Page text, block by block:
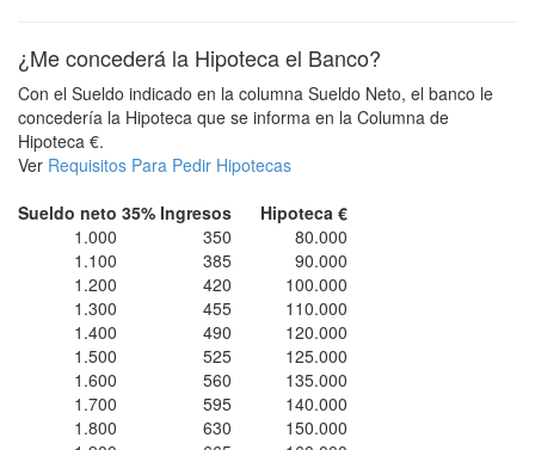
¿Me concederá la Hipoteca el Banco?
Con el Sueldo indicado en la columna Sueldo Neto, el banco le
concedería la Hipoteca que se informa en la Columna de
Hipoteca €.
Ver Requisitos Para Pedir Hipotecas
Sueldo neto 35% Ingresos
Hipoteca €
1.000
350
80.000
1.100
385
90.000
1.200
420
100.000
1.300
455
110.000
1.400
490
120.000
1.500
525
125.000
1.600
560
135.000
1.700
595
140.000
1.800
630
150.000